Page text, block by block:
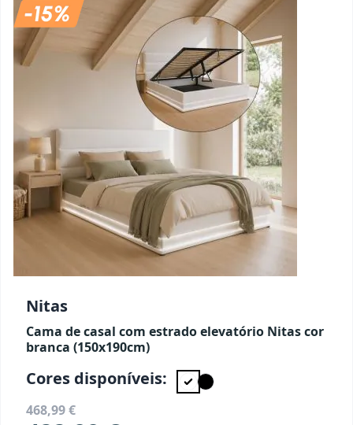
Nitas
Cama de casal com estrado elevatório Nitas cor
branca (150x190cm)
Cores disponíveis:
468,99 €